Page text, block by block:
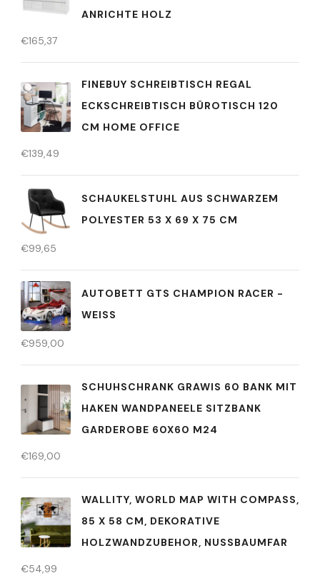
NRICHTE HOLZ
€165,37
FINEBUY SCHREIBTISCH REGAL
ECKSCHREIBTISCH BÜROTISCH 120
CM HOME OFFICE
€139,49
SCHAUKELSTUHL AUS SCHWARZEM
POLYESTER 53 X 69 X 75 CM
€99,65
AUTOBETT GTS CHAMPION RACER -
WEISS
€959,00
SCHUHSCHRANK GRAWIS 60 BANK MIT
HAKEN WANDPANEELE SITZBANK
GARDEROBE 60X60 M24
€169,00
WALLITY, WORLD MAP WITH COMPASS,
85 X 58 CM, DEKORATIVE
HOLZWANDZUBEHOR, NUSSBAUMFAR
€54,99